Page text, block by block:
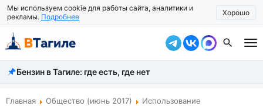
Мы используем cookie для работы сайта, аналитики и
рекламы. Подробнее Хорошо
Все новости
Происшествия
Бензин в Тагиле: где есть, где нет
Главная Общество (июнь 2017)
Использование